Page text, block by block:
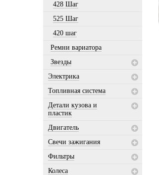
428 Шаг
525 Шаг
420 шаг
Ремни вариатора
Звезды
Электрика
Топливная система
Детали кузова и
пластик
Двигатель
Свечи зажигания
Фильтры
Колеса